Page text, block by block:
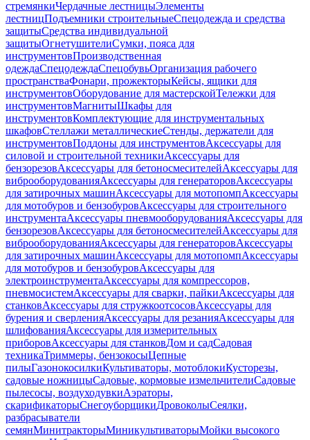
стремянкиЧердачные лестницыЭлементы
лестницПодъемники строительныеСпецодежда и средства
защитыСредства индивидуальной
защитыОгнетушителиСумки, пояса для
инструментовПроизводственная
одеждаСпецодеждаСпецобувьОрганизация рабочего
пространстваФонари, прожекторыКейсы, ящики для
инструментовОборудование для мастерскойТележки для
инструментовМагнитыШкафы для
инструментовКомплектующие для инструментальных
шкафовСтеллажи металлическиеСтенды, держатели для
инструментовПоддоны для инструментовАксессуары для
силовой и строительной техникиАксессуары для
бензорезовАксессуары для бетоносмесителейАксессуары для
виброоборудованияАксессуары для генераторовАксессуары
для затирочных машинАксессуары для мотопомпАксессуары
для мотобуров и бензобуровАксессуары для строительного
инструментаАксессуары пневмооборудованияАксессуары для
бензорезовАксессуары для бетоносмесителейАксессуары для
виброоборудованияАксессуары для генераторовАксессуары
для затирочных машинАксессуары для мотопомпАксессуары
для мотобуров и бензобуровАксессуары для
электроинструментаАксессуары для компрессоров,
пневмосистемАксессуары для сварки, пайкиАксессуары для
станковАксессуары для стружкоотсосовАксессуары для
бурения и сверленияАксессуары для резанияАксессуары для
шлифованияАксессуары для измерительных
приборовАксессуары для станковДом и садСадовая
техникаТриммеры, бензокосыЦепные
пилыГазонокосилкиКультиваторы, мотоблокиКусторезы,
садовые ножницыСадовые, кормовые измельчителиСадовые
пылесосы, воздуходувкиАэраторы,
скарификаторыСнегоуборщикиДровоколыСеялки,
разбрасыватели
семянМинитракторыМиникультиваторыМойки высокого